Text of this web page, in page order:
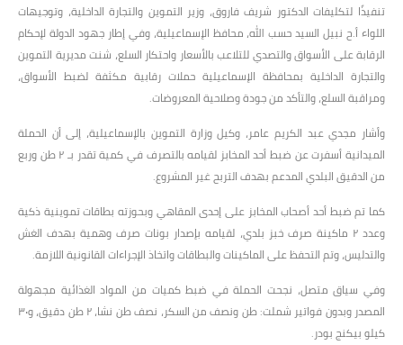
تنفيذًا لتكليفات الدكتور شريف فاروق، وزير التموين والتجارة الداخلية، وتوجيهات
اللواء أ.ح نبيل السيد حسب الله، محافظ الإسماعيلية، وفي إطار جهود الدولة لإحكام
الرقابة على الأسواق والتصدي للتلاعب بالأسعار واحتكار السلع، شنت مديرية التموين
والتجارة الداخلية بمحافظة الإسماعيلية حملات رقابية مكثفة لضبط الأسواق،
ومراقبة السلع، والتأكد من جودة وصلاحية المعروضات.
وأشار مجدي عبد الكريم عامر، وكيل وزارة التموين بالإسماعيلية، إلى أن الحملة
الميدانية أسفرت عن ضبط أحد المخابز لقيامه بالتصرف في كمية تقدر بـ ٢ طن وربع
من الدقيق البلدي المدعم بهدف التربح غير المشروع.
كما تم ضبط أحد أصحاب المخابز على إحدى المقاهي وبحوزته بطاقات تموينية ذكية
وعدد ٢ ماكينة صرف خبز بلدي، لقيامه بإصدار بونات صرف وهمية بهدف الغش
والتدليس، وتم التحفظ على الماكينات والبطاقات واتخاذ الإجراءات القانونية اللازمة.
وفي سياق متصل، نجحت الحملة في ضبط كميات من المواد الغذائية مجهولة
المصدر وبدون فواتير شملت: طن ونصف من السكر، نصف طن نشا، ٢ طن دقيق، و٣٠
كيلو بيكنج بودر.